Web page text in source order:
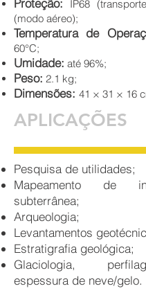
Proteção: IP68
(modo aéreo);
Temperatura de
60°C;
Umidade: até 96%;
Peso: 2.1 kg;
Dimensões: 41 × 31 × 16
APLICAÇÕES
Pesquisa de utilidades;
Mapeamento de
subterrânea;
Arqueologia;
Levantamentos
Estratigrafia geológica;
Glaciologia,
espessura de neve/gelo.